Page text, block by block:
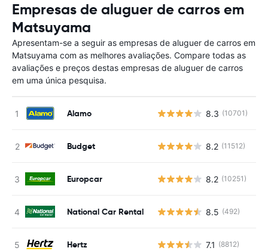
Empresas de aluguer de carros em
Matsuyama
Apresentam-se a seguir as empresas de aluguer de carros em
Matsuyama com as melhores avaliações. Compare todas as
avaliações e preços destas empresas de aluguer de carros
em uma única pesquisa.
Alamo 8.3 (10701)
Budget 8.2 (11512)
Europcar 8.2 (10251)
National Car Rental 8.5 (492)
Hertz 7.1 (8812)